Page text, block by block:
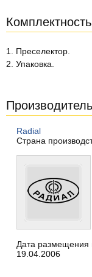
1. Преселектор.
2. Упаковка.
Производитель
Radial
Страна
Дата размещения
19.04.2006